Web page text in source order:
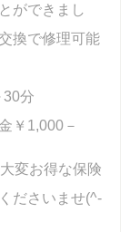
ができまし
換で修理可能
分
￥1,000－
変お得な保険
ださいませ(^-